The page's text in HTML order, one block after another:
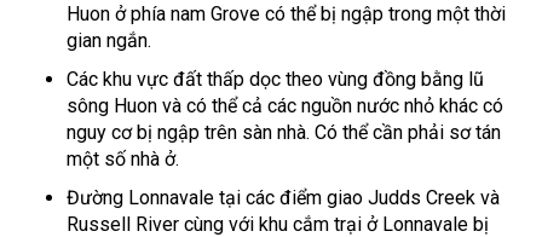
Huon ở phía nam Grove có thể bị ngập trong một thời
gian ngắn.
Các khu vực đất thấp dọc theo vùng đồng bằng lũ
sông Huon và có thể cả các nguồn nước nhỏ khác có
nguy cơ bị ngập trên sàn nhà. Có thể cần phải sơ tán
một số nhà ở.
Đường Lonnavale tại các điểm giao Judds Creek và
Russell River cùng với khu cắm trại ở Lonnavale bị